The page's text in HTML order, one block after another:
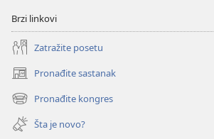
Brzi linkovi
Zatražite posetu
Pronađite sastanak
(otvara
novi
prozor)
Pronađite kongres
(otvara
novi
prozor)
Šta je novo?